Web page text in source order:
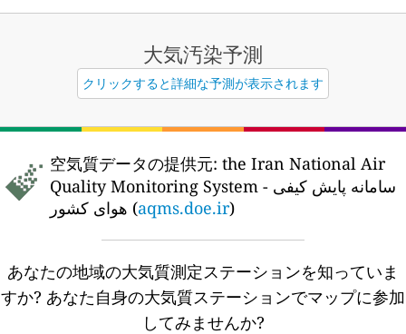
大気汚染予測
クリックすると詳細な予測が表示されます
空気質データの提供元: the Iran National Air
Quality Monitoring System - سامانه پایش کیفی
هوای کشور (aqms.doe.ir)
あなたの地域の大気質測定ステーションを知っていま
すか? あなた自身の大気質ステーションでマップに参加
してみませんか?